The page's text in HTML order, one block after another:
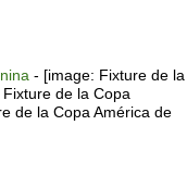
- [image: Fixture de la
de la Copa
de la Copa América de